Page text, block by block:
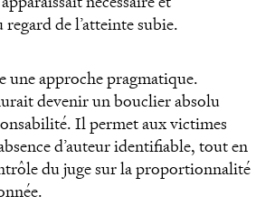
de l’atteinte subie.
une approche pragmatique.
devenir un bouclier absolu
Il permet aux victimes
d’auteur identifiable, tout en
du juge sur la proportionnalité